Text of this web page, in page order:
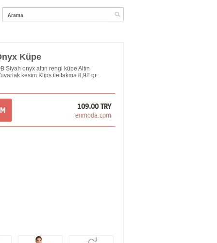
Küpe
Siyah onyx altın rengi küpe Altın
kesim Klips ile takma 8,98 gr.
109.00 TRY
enmoda.com